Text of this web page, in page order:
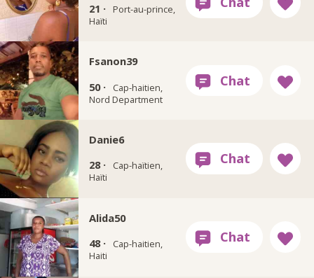
21 ·
Port-au-prince,
Haïti
Fsanon39
50 ·
Cap-haitien,
Nord Department
Danie6
28 ·
Cap-haïtien,
Haïti
Alida50
48 ·
Cap-haitien,
Haiti